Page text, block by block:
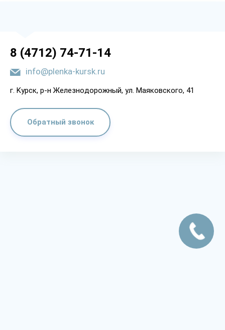
8 (4712) 74-71-14
info@plenka-kursk.ru
г. Kypcк, p-н Жeлeзнoдopoжный, yл. Мaякoвcкoгo, 41
Обратный звонок